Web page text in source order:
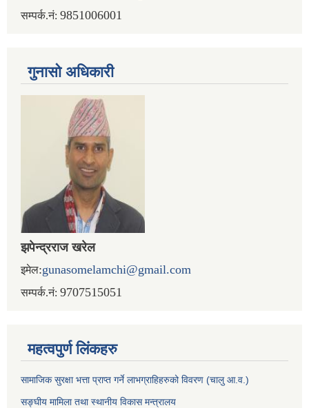
सम्पर्क.नं: 9851006001
गुनासो अधिकारी
झपेन्द्रराज खरेल
इमेल:gunasomelamchi@gmail.com
सम्पर्क.नं: 9707515051
महत्वपुर्ण लिंकहरु
सामाजिक सुरक्षा भत्ता प्राप्त गर्ने लाभग्राहिहरुको विवरण (चालु आ.व.)
सङ्घीय मामिला तथा स्थानीय विकास मन्त्रालय